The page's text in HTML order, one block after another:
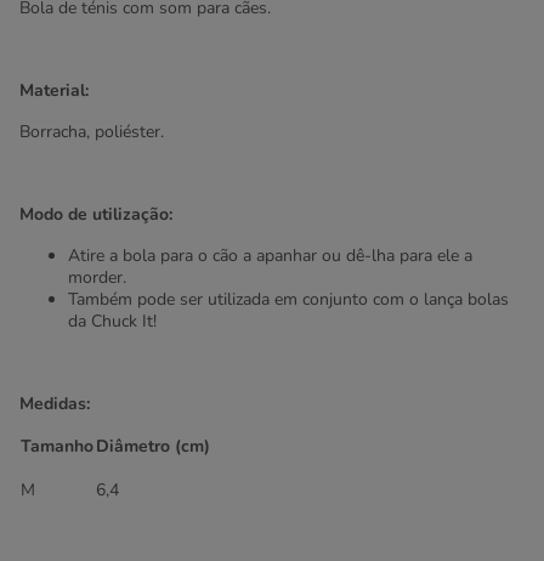
Bola de ténis com som para cães.
Material:
Borracha, poliéster.
Modo de utilização:
Atire a bola para o cão a apanhar ou dê-lha para ele a
morder.
Também pode ser utilizada em conjunto com o lança bolas
da Chuck It!
Medidas:
TamanhoDiâmetro (cm)
M
6,4